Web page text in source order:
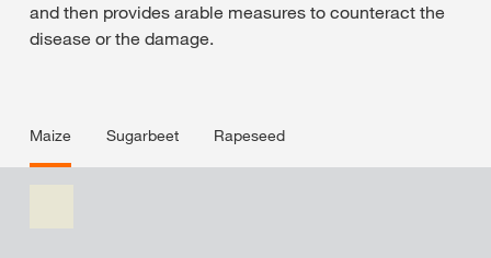
and then provides arable measures to counteract the
disease or the damage.
Maize Sugarbeet Rapeseed